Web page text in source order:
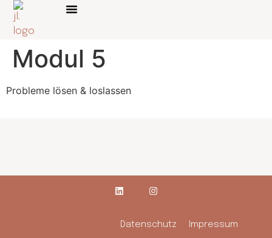
Modul 5
Probleme lösen & loslassen
Datenschutz Impressum